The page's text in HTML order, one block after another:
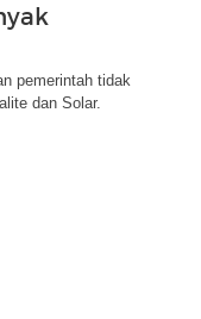
pemerintah tidak
dan Solar.